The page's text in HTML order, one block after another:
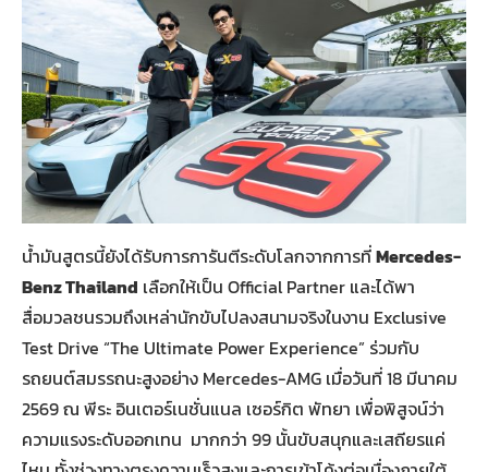
น้ำมันสูตรนี้ยังได้รับการการันตีระดับโลกจากการที่Mercedes-
Benz Thailand เลือกให้เป็น Official Partner และได้พา
สื่อมวลชนรวมถึงเหล่านักขับไปลงสนามจริงในงาน Exclusive
Test Drive “The Ultimate Power Experience” ร่วมกับ
รถยนต์สมรรถนะสูงอย่าง Mercedes-AMG เมื่อวันที่ 18 มีนาคม
2569 ณ พีระ อินเตอร์เนชั่นแนล เซอร์กิต พัทยา เพื่อพิสูจน์ว่า
ความแรงระดับออกเทน มากกว่า 99 นั้นขับสนุกและเสถียรแค่